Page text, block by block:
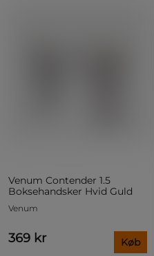
Venum Contender 1.5
Boksehandsker Hvid Guld
Venum
369 kr Køb